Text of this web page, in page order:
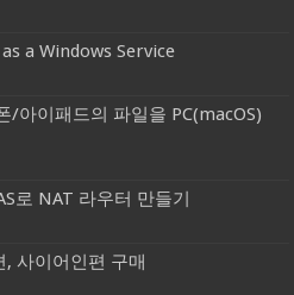
a Windows Service
/아이패드의 파일을 PC(macOS)
로 NAT 라우터 만들기
사이어인편 구매